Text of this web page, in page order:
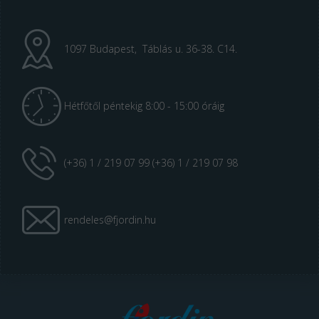
1097 Budapest, Táblás u. 36-38. C14.
Hétfőtől péntekig 8:00 - 15:00 óráig
(+36) 1 / 219 07 99 (+36) 1 / 219 07 98
rendeles@fjordin.hu